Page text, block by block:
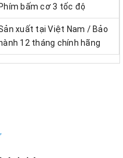
Phím bấm cơ 3 tốc độ
xuất tại Việt Nam / Bảo
hành 12 tháng chính hãng